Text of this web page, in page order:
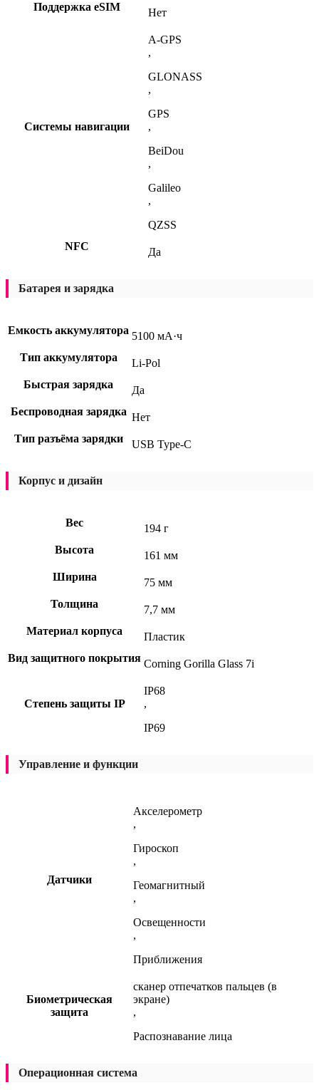
Поддержка eSIM
Нет
Системы навигации
A-GPS
,
GLONASS
,
GPS
,
BeiDou
,
Galileo
,
QZSS
NFC
Да
Батарея и зарядка
Емкость аккумулятора 5100 мА·ч
Тип аккумулятора
Li-Pol
Быстрая зарядка
Да
Беспроводная зарядка Нет
Тип разъёма зарядки
USB Type-C
Корпус и дизайн
Вес
194 г
Высота
161 мм
Ширина
75 мм
Толщина
7,7 мм
Материал корпуса
Пластик
Вид защитного покрытия Corning Gorilla Glass 7i
Степень защиты IP
IP68
,
IP69
Управление и функции
Датчики
Акселерометр
,
Гироскоп
,
Геомагнитный
,
Освещенности
,
Приближения
Биометрическая
защита
сканер отпечатков пальцев (в
экране)
,
Распознавание лица
Операционная система